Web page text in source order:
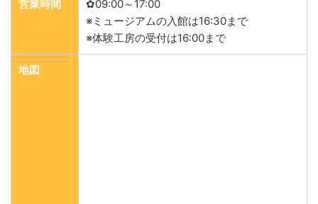
営業時間
✿09:00～17:00
※ミュージアムの入館は16:30まで
※体験工房の受付は16:00まで
地図